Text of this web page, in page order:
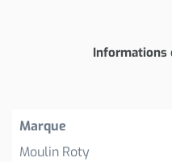
Informations
Marque
Moulin Roty